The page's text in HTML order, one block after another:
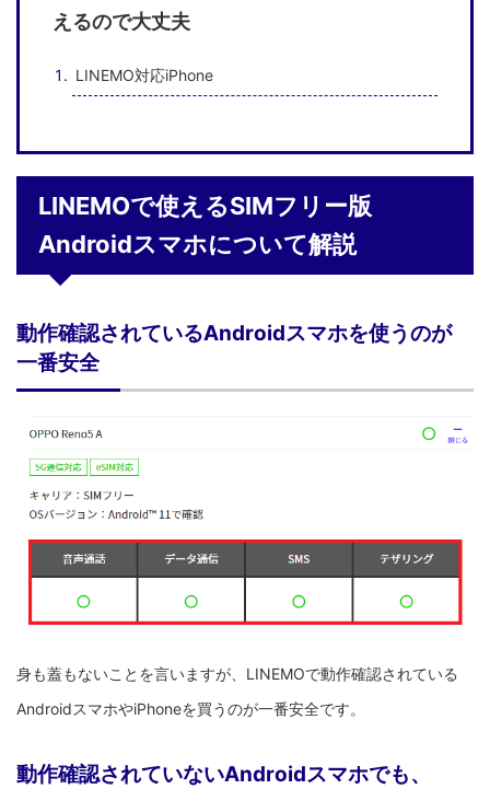
えるので大丈夫
LINEMO対応iPhone
LINEMOで使えるSIMフリー版
Androidスマホについて解説
動作確認されているAndroidスマホを使うのが
一番安全
身も蓋もないことを言いますが、LINEMOで動作確認されている
AndroidスマホやiPhoneを買うのが一番安全です。
動作確認されていないAndroidスマホでも、